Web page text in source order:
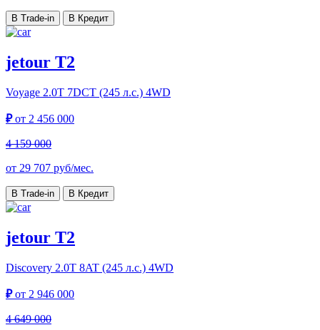
В Trade-in В Кредит
jetour T2
Voyage 2.0T 7DCT (245 л.с.) 4WD
₽от 2 456 000
4 159 000
от 29 707 руб/мес.
В Trade-in В Кредит
jetour T2
Discovery 2.0T 8AT (245 л.с.) 4WD
₽от 2 946 000
4 649 000